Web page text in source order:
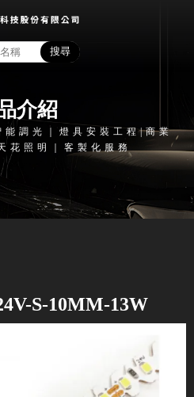
介紹
S-10MM-13W